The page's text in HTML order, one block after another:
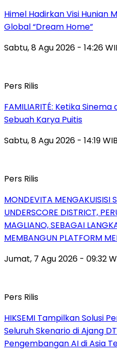
Himel Hadirkan Visi Hunian
Global “Dream Home”
Sabtu, 8 Agu 2026 - 14:26
Pers Rilis
FAMILIARITÉ: Ketika
Sebuah Karya Puitis
Sabtu, 8 Agu 2026 - 14:19 WIB
Pers Rilis
MONDEVITA MENGAKUISISI
UNDERSCORE DISTRICT,
MAGLIANO, SEBAGAI
MEMBANGUN PLATFORM
Jumat, 7 Agu 2026 - 09:32
Pers Rilis
HIKSEMI Tampilkan Solusi
Seluruh Skenario di Ajang
Pengembangan AI di Asia